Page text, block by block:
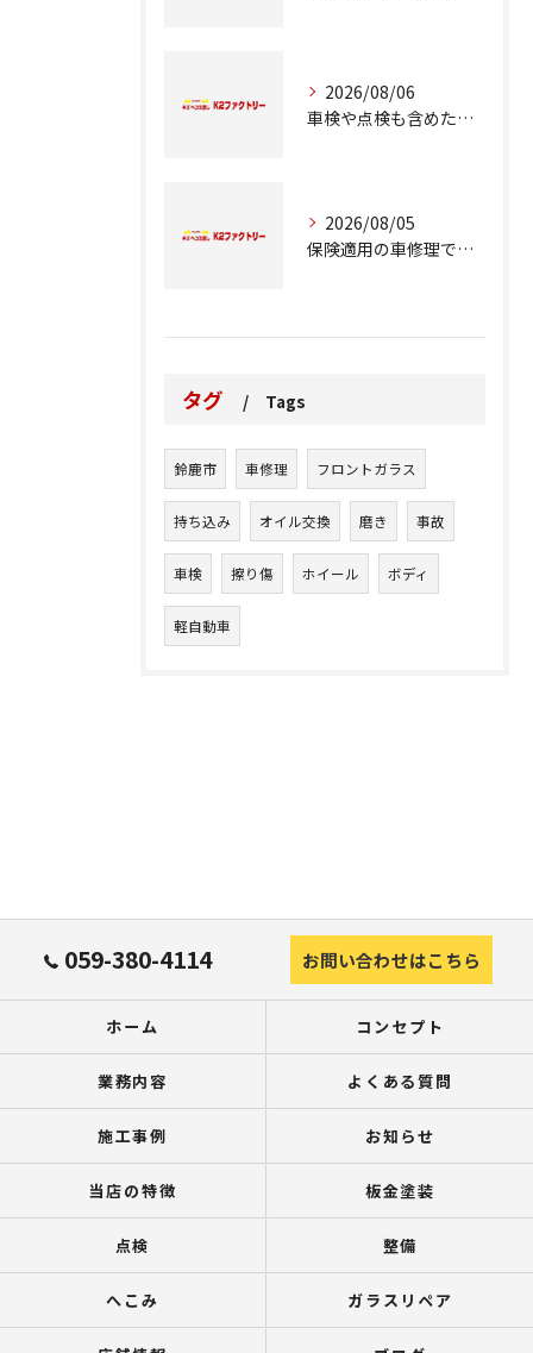
2026/08/06
車検や点検も含めた車修理の重要ポイント解説
2026/08/05
保険適用の車修理で知っておくべきポイント
タグ Tags
鈴鹿市 車修理 フロントガラス
持ち込み オイル交換 磨き 事故
車検 擦り傷 ホイール ボディ
軽自動車
059-380-4114 お問い合わせはこちら
ホーム コンセプト
業務内容 よくある質問
施工事例 お知らせ
当店の特徴 板金塗装
点検 整備
へこみ ガラスリペア